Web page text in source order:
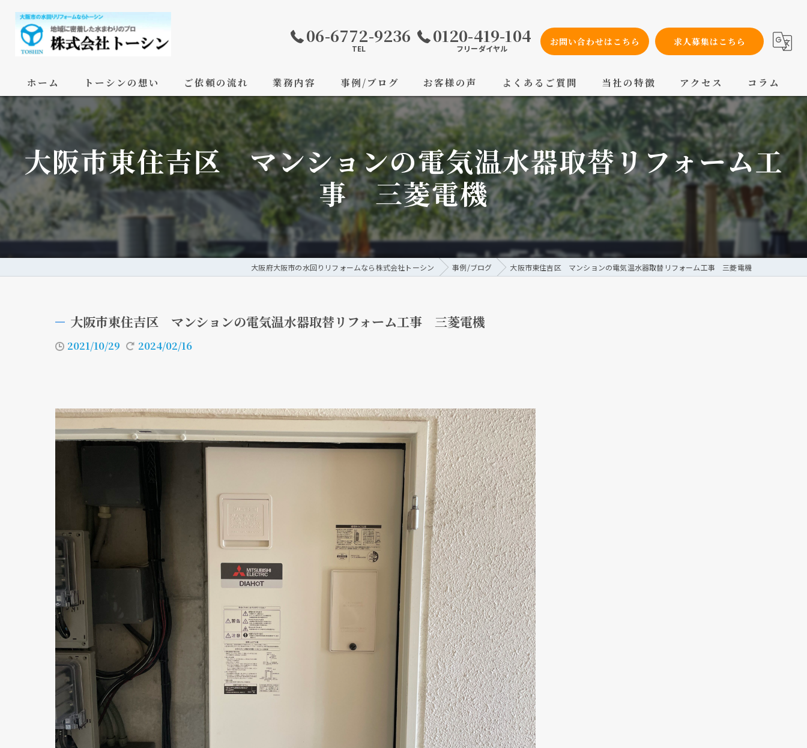
06-6772-9236
TEL
0120-419-104
フリーダイヤル
お問い合わせはこちら 求人募集はこちら
ホーム トーシンの想い ご依頼の流れ 業務内容 事例/ブログ お客様の声 よくあるご質問 当社の特徴
設備工事
内装工事
メンテナンス
配管工事
交換
アクセス コラム
大阪市東住吉区 マンションの電気温水器取替リフォーム工
事 三菱電機
大阪府大阪市の水回りリフォームなら株式会社トーシン 事例/ブログ 大阪市東住吉区 マンションの電気温水器取替リフォーム工事 三菱電機
大阪市東住吉区 マンションの電気温水器取替リフォーム工事 三菱電機
2021/10/29 2024/02/16